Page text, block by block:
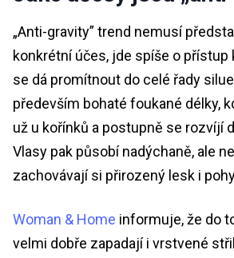
„Anti-gravity” trend nemusí
konkrétní účes, jde spíše o přístup
se dá promítnout do celé řady
především bohaté foukané délky,
už u kořínků a postupně se rozvíjí
Vlasy pak působí nadýchaně, ale
zachovávají si přirozený lesk i
Woman & Home informuje, že do
velmi dobře zapadají i vrstvené